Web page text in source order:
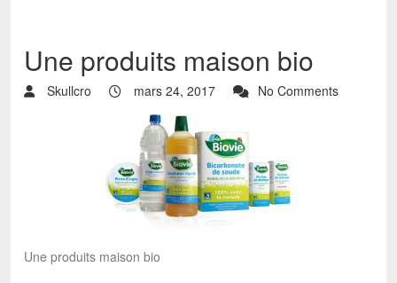
Une produits maison bio
Skullcro mars 24, 2017 No Comments
Une produits maison bio